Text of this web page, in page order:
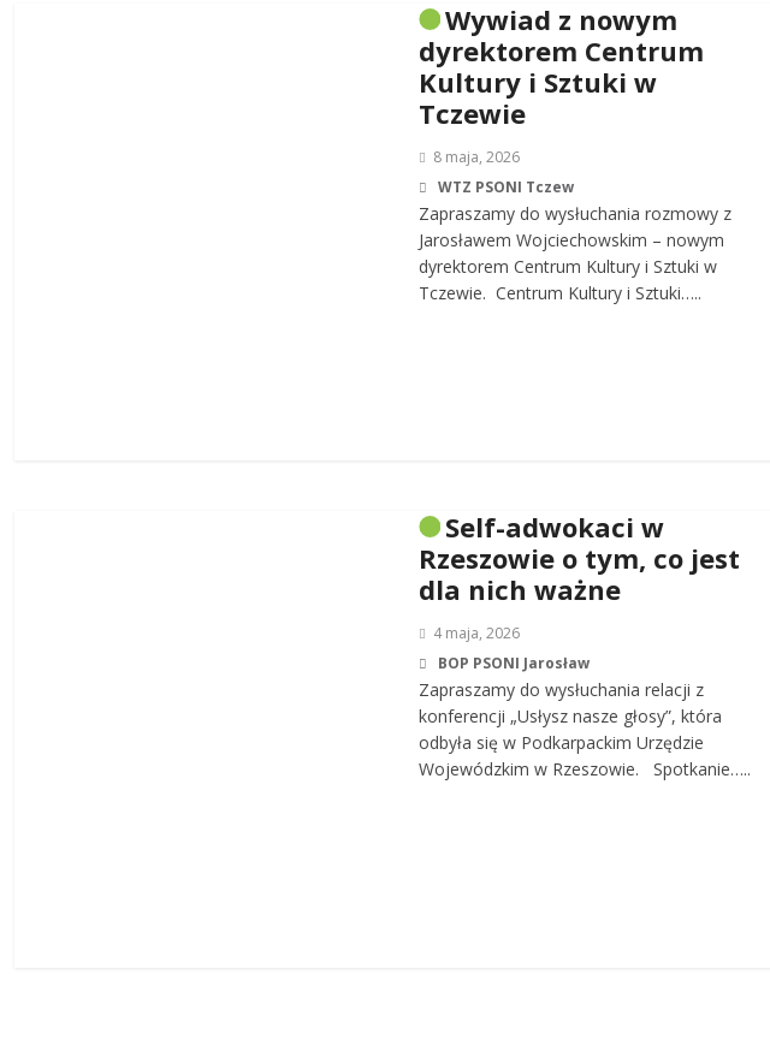
Wywiad z nowym
dyrektorem Centrum
Kultury i Sztuki w
Tczewie
8 maja, 2026
WTZ PSONI Tczew
Zapraszamy do wysłuchania rozmowy z
Jarosławem Wojciechowskim – nowym
dyrektorem Centrum Kultury i Sztuki w
Tczewie. Centrum Kultury i Sztuki…..
Self-adwokaci w
Rzeszowie o tym, co jest
dla nich ważne
4 maja, 2026
BOP PSONI Jarosław
Zapraszamy do wysłuchania relacji z
konferencji „Usłysz nasze głosy”, która
odbyła się w Podkarpackim Urzędzie
Wojewódzkim w Rzeszowie. Spotkanie…..